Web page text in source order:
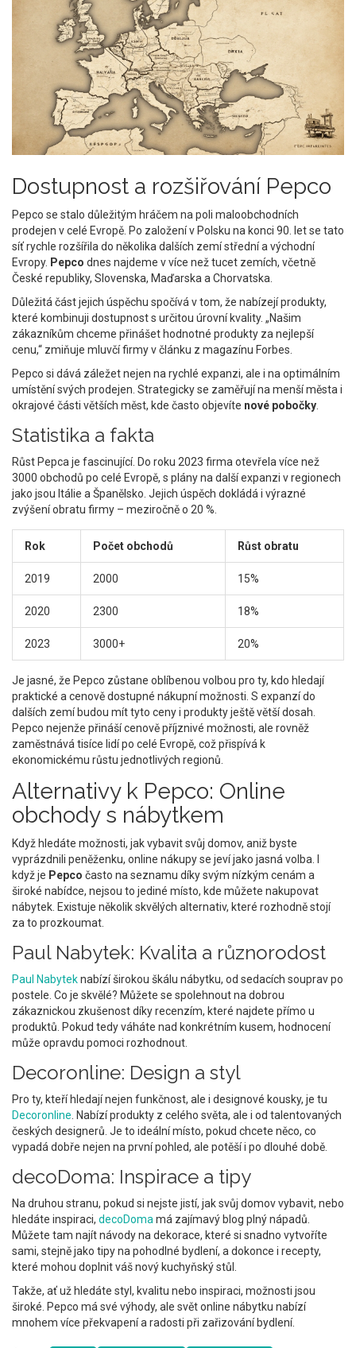
Dostupnost a rozšiřování Pepco
Pepco se stalo důležitým hráčem na poli maloobchodních
prodejen v celé Evropě. Po založení v Polsku na konci 90. let se tato
síť rychle rozšířila do několika dalších zemí střední a východní
Evropy. Pepco dnes najdeme v více než tucet zemích, včetně
České republiky, Slovenska, Maďarska a Chorvatska.
Důležitá část jejich úspěchu spočívá v tom, že nabízejí produkty,
které kombinuji dostupnost s určitou úrovní kvality. „Našim
zákazníkům chceme přinášet hodnotné produkty za nejlepší
cenu,“ zmiňuje mluvčí firmy v článku z magazínu Forbes.
Pepco si dává záležet nejen na rychlé expanzi, ale i na optimálním
umístění svých prodejen. Strategicky se zaměřují na menší města i
okrajové části větších měst, kde často objevíte nové pobočky.
Statistika a fakta
Růst Pepca je fascinující. Do roku 2023 firma otevřela více než
3000 obchodů po celé Evropě, s plány na další expanzi v regionech
jako jsou Itálie a Španělsko. Jejich úspěch dokládá i výrazné
zvýšení obratu firmy – meziročně o 20 %.
Rok Počet obchodů Růst obratu
2019 2000 15%
2020 2300 18%
2023 3000+ 20%
Je jasné, že Pepco zůstane oblíbenou volbou pro ty, kdo hledají
praktické a cenově dostupné nákupní možnosti. S expanzí do
dalších zemí budou mít tyto ceny i produkty ještě větší dosah.
Pepco nejenže přináší cenově příjznivé možnosti, ale rovněž
zaměstnává tisíce lidí po celé Evropě, což přispívá k
ekonomickému růstu jednotlivých regionů.
Alternativy k Pepco: Online
obchody s nábytkem
Když hledáte možnosti, jak vybavit svůj domov, aniž byste
vyprázdnili peněženku, online nákupy se jeví jako jasná volba. I
když je Pepco často na seznamu díky svým nízkým cenám a
široké nabídce, nejsou to jediné místo, kde můžete nakupovat
nábytek. Existuje několik skvělých alternativ, které rozhodně stojí
za to prozkoumat.
Paul Nabytek: Kvalita a různorodost
Paul Nabyteknabízí širokou škálu nábytku, od sedacích souprav po
postele. Co je skvělé? Můžete se spolehnout na dobrou
zákaznickou zkušenost díky recenzím, které najdete přímo u
produktů. Pokud tedy váháte nad konkrétním kusem, hodnocení
může opravdu pomoci rozhodnout.
Decoronline: Design a styl
Pro ty, kteří hledají nejen funkčnost, ale i designové kousky, je tu
Decoronline. Nabízí produkty z celého světa, ale i od talentovaných
českých designerů. Je to ideální místo, pokud chcete něco, co
vypadá dobře nejen na první pohled, ale potěší i po dlouhé době.
decoDoma: Inspirace a tipy
Na druhou stranu, pokud si nejste jistí, jak svůj domov vybavit, nebo
hledáte inspiraci, decoDomamá zajímavý blog plný nápadů.
Můžete tam najít návody na dekorace, které si snadno vytvoříte
sami, stejně jako tipy na pohodlné bydlení, a dokonce i recepty,
které mohou doplnit váš nový kuchyňský stůl.
Takže, ať už hledáte styl, kvalitu nebo inspiraci, možnosti jsou
široké. Pepco má své výhody, ale svět online nábytku nabízí
mnohem více překvapení a radosti při zařizování bydlení.